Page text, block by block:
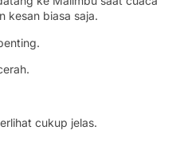
kesan biasa saja.
cukup jelas.